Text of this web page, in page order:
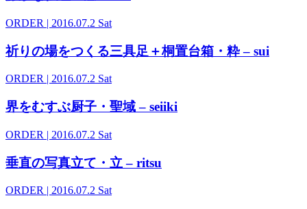
ORDER | 2016.07.2 Sat
祈りの場をつくる三具足＋桐置台箱・粋 – sui
ORDER | 2016.07.2 Sat
界をむすぶ厨子・聖域 – seiiki
ORDER | 2016.07.2 Sat
垂直の写真立て・立 – ritsu
ORDER | 2016.07.2 Sat